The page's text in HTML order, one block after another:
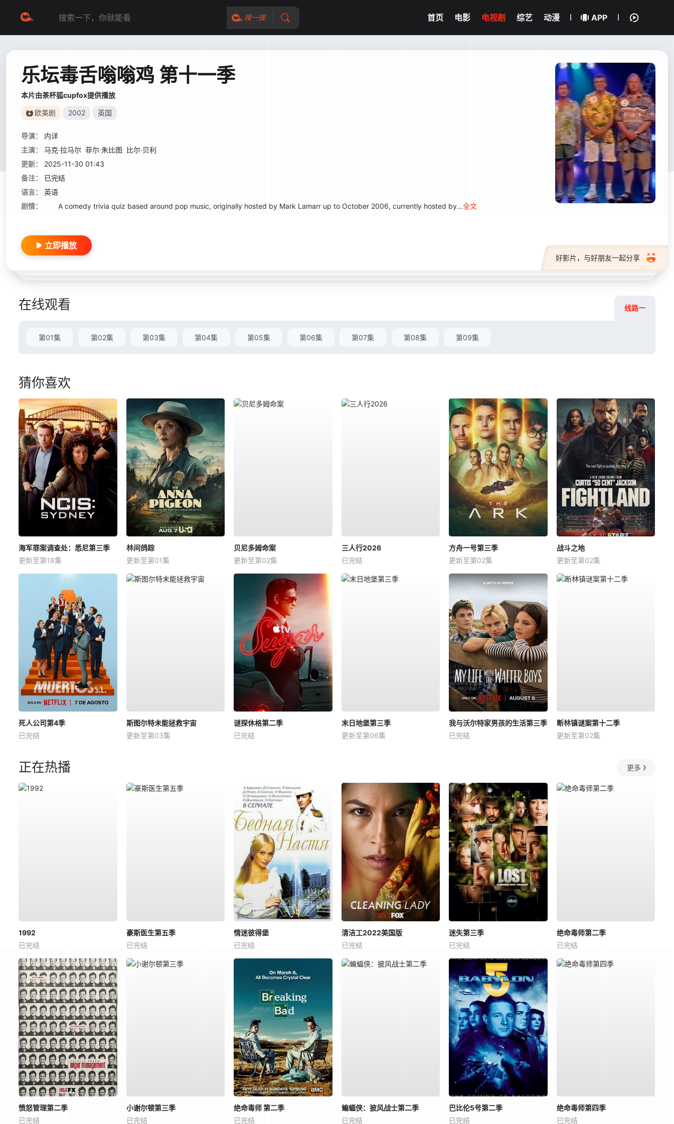
搜一搜 首页 电影 电视剧 综艺 动漫 APP
乐坛毒舌嗡嗡鸡 第十一季
本片由茶杯狐cupfox提供播放
欧美剧 2002 英国
导演：
内详
主演：
马克·拉马尔 菲尔·朱比图
比尔·贝利
更新：
2025-11-30 01:43
备注：
已完结
语言：
英语
剧情：
A comedy trivia quiz based around pop music, originally hosted by Mark Lamarr up to October 2006, currently hosted by...全文
好影片，与好朋友一起分享
立即播放
在线观看 线路一
第01集 第02集 第03集 第04集 第05集 第06集 第07集 第08集 第09集
猜你喜欢
海军罪案调查处：悉尼第三季
更新至第18集
林间鸽踪
更新至第01集
贝尼多姆命案
更新至第02集
三人行2026
已完结
方舟一号第三季
更新至第02集
战斗之地
更新至第02集
死人公司第4季
已完结
斯图尔特未能拯救宇宙
更新至第03集
谜探休格第二季
已完结
末日地堡第三季
更新至第06集
我与沃尔特家男孩的生活第三季
已完结
断林镇谜案第十二季
更新至第02集
正在热播 更多
1992
已完结
豪斯医生第五季
已完结
情迷彼得堡
已完结
清洁工2022美国版
已完结
迷失第三季
已完结
绝命毒师第二季
已完结
愤怒管理第二季
已完结
小谢尔顿第三季
已完结
绝命毒师 第二季
已完结
蝙蝠侠：披风战士第二季
已完结
巴比伦5号第二季
已完结
绝命毒师第四季
已完结